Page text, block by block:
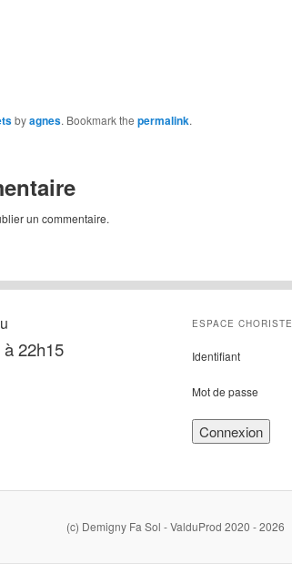
byagnes. Bookmark the permalink.
un commentaire.
22h15
ESPACE CHORISTE
Identifiant
Mot de passe
(c) Demigny Fa Sol - ValduProd 2020 - 2026